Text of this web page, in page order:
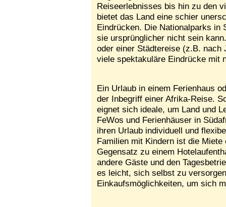
Reiseerlebnisses bis hin zu den
bietet das Land eine schier
Eindrücken. Die Nationalparks in
sie ursprünglicher nicht sein
oder einer Städtereise (z.B. nach
viele spektakuläre Eindrücke mit
Ein Urlaub in einem Ferienhaus
der Inbegriff einer Afrika-Reise.
eignet sich ideale, um Land und
FeWos und Ferienhäuser in
ihren Urlaub individuell und
Familien mit Kindern ist die
Gegensatz zu einem
andere Gäste und den
es leicht, sich selbst zu
Einkaufsmöglichkeiten, um sich